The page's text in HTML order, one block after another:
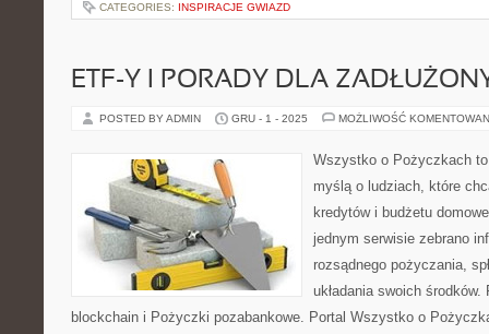
CATEGORIES: INSPIRACJE GWIAZD
ETF-Y I PORADY DLA
POSTED BY ADMIN GRU - 1 - 2025 MOŻLIWOŚĆ
Wszystko o Pożyczkach
myślą o ludziach, które
kredytów i budżetu
jednym serwisie zebrano
rozsądnego pożyczania,
układania swoich
blockchain i Pożyczki pozabankowe. Portal Wszystko o